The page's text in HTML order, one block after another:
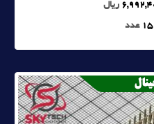
ریال
15 عدد